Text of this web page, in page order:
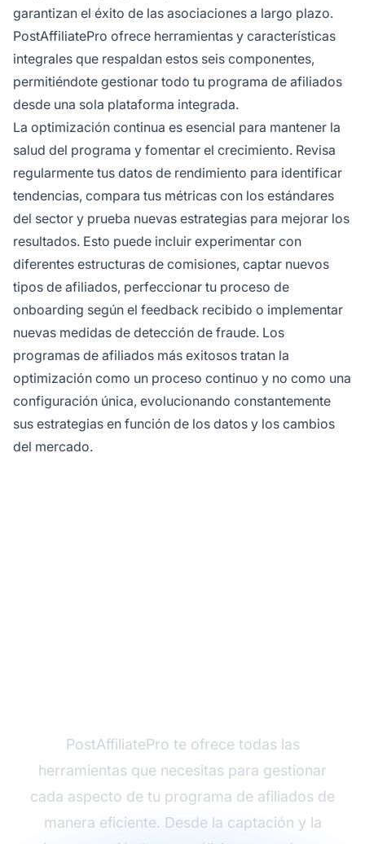
garantizan el éxito de las asociaciones a largo plazo.
PostAffiliatePro ofrece herramientas y características
integrales que respaldan estos seis componentes,
permitiéndote gestionar todo tu programa de afiliados
desde una sola plataforma integrada.
La optimización continua es esencial para mantener la
salud del programa y fomentar el crecimiento. Revisa
regularmente tus datos de rendimiento para identificar
tendencias, compara tus métricas con los estándares
del sector y prueba nuevas estrategias para mejorar los
resultados. Esto puede incluir experimentar con
diferentes estructuras de comisiones, captar nuevos
tipos de afiliados, perfeccionar tu proceso de
onboarding según el feedback recibido o implementar
nuevas medidas de detección de fraude. Los
programas de afiliados más exitosos tratan la
optimización como un proceso continuo y no como una
configuración única, evolucionando constantemente
sus estrategias en función de los datos y los cambios
del mercado.
PostAffiliatePro te ofrece todas las
herramientas que necesitas para gestionar
cada aspecto de tu programa de afiliados de
manera eficiente. Desde la captación y la